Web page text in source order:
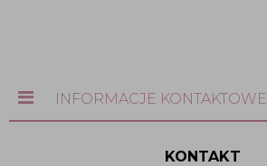
INFORMACJE KONTAKTOWE
KONTAKT